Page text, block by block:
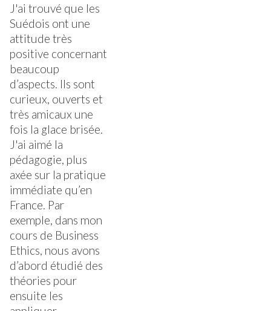
J'ai trouvé que les
Suédois ont une
attitude très
positive concernant
beaucoup
d’aspects. Ils sont
curieux, ouverts et
très amicaux une
fois la glace brisée.
J'ai aimé la
pédagogie, plus
axée sur la pratique
immédiate qu’en
France. Par
exemple, dans mon
cours de Business
Ethics, nous avons
d’abord étudié des
théories pour
ensuite les